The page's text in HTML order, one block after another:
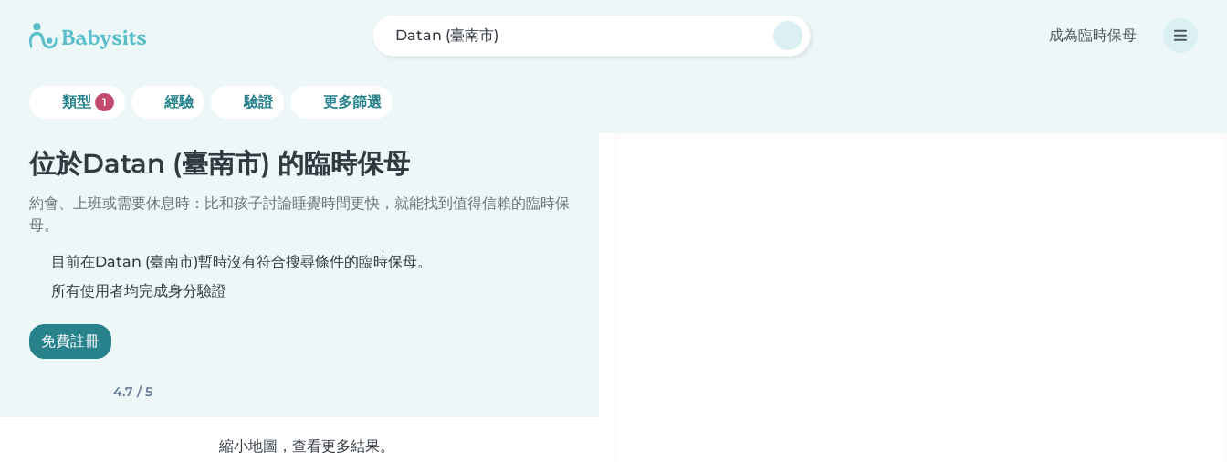
Datan (臺南市) 成為臨時保母
類型 1 經驗 驗證 更多篩選
位於Datan (臺南市) 的臨時保母
約會、上班或需要休息時：比和孩子討論睡覺時間更快，就能找到值得信賴的臨時保
母。
目前在Datan (臺南市)暫時沒有符合搜尋條件的臨時保母。
所有使用者均完成身分驗證
免費註冊
4.7 / 5
縮小地圖，查看更多結果。